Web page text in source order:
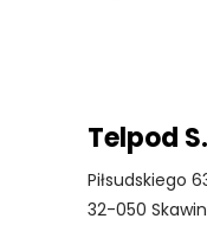
Telpod
Piłsudskiego
32-050